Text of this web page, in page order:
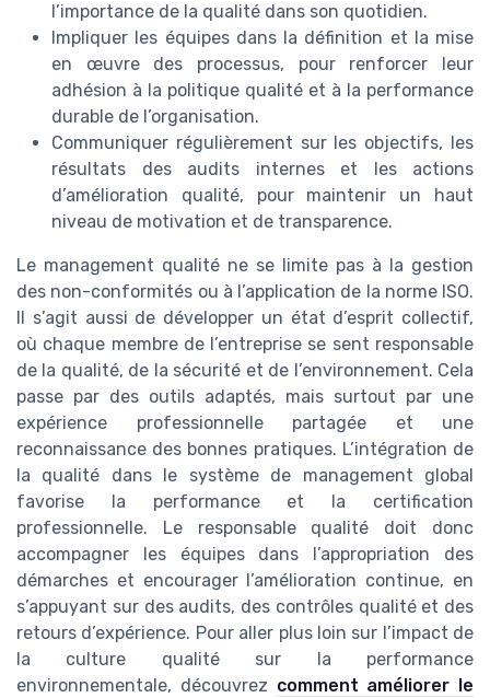
l’importance de la qualité dans son quotidien.
Impliquer les équipes dans la définition et la mise
en œuvre des processus, pour renforcer leur
adhésion à la politique qualité et à la performance
durable de l’organisation.
Communiquer régulièrement sur les objectifs, les
résultats des audits internes et les actions
d’amélioration qualité, pour maintenir un haut
niveau de motivation et de transparence.
Le management qualité ne se limite pas à la gestion
des non-conformités ou à l’application de la norme ISO.
Il s’agit aussi de développer un état d’esprit collectif,
où chaque membre de l’entreprise se sent responsable
de la qualité, de la sécurité et de l’environnement. Cela
passe par des outils adaptés, mais surtout par une
expérience professionnelle partagée et une
reconnaissance des bonnes pratiques. L’intégration de
la qualité dans le système de management global
favorise la performance et la certification
professionnelle. Le responsable qualité doit donc
accompagner les équipes dans l’appropriation des
démarches et encourager l’amélioration continue, en
s’appuyant sur des audits, des contrôles qualité et des
retours d’expérience. Pour aller plus loin sur l’impact de
la culture qualité sur la performance
environnementale, découvrez comment améliorer le